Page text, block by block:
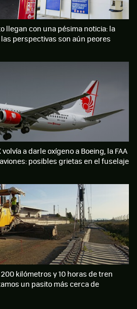
llegan con una pésima noticia: la
perspectivas son aún peores
a darle oxígeno a Boeing, la FAA
posibles grietas en el fuselaje
kilómetros y 10 horas de tren
un pasito más cerca de